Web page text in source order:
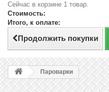
Сейчас в корзине 1 товар.
Стоимость:
Итого, к оплате:
Продолжить покупки
Пароварки